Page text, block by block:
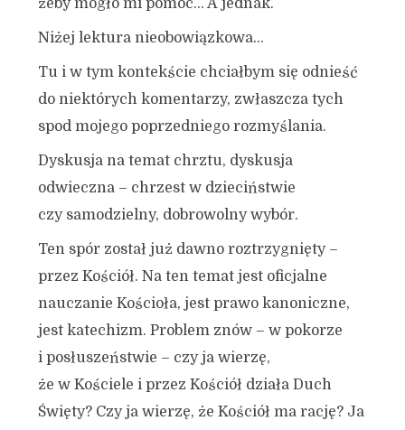
żeby mogło mi pomóc… A jednak.
Niżej lektura nieobowiązkowa…
Tu i w tym kontekście chciałbym się odnieść
do niektórych komentarzy, zwłaszcza tych
spod mojego poprzedniego rozmyślania.
Dyskusja na temat chrztu, dyskusja
odwieczna – chrzest w dzieciństwie
czy samodzielny, dobrowolny wybór.
Ten spór został już dawno roztrzygnięty –
przez Kościół. Na ten temat jest oficjalne
nauczanie Kościoła, jest prawo kanoniczne,
jest katechizm. Problem znów – w pokorze
i posłuszeństwie – czy ja wierzę,
że w Kościele i przez Kościół działa Duch
Święty? Czy ja wierzę, że Kościół ma rację? Ja